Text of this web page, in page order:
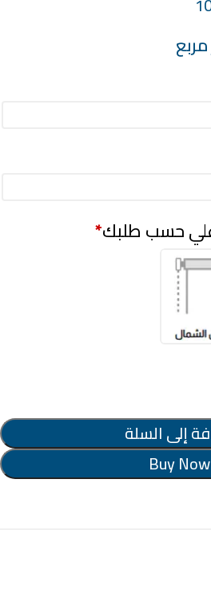
حسب طلبك*
إلى السلة
Buy Now